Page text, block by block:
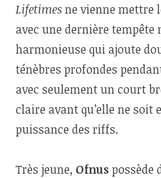
Lifetimesne vienne mettre
avec une dernière tempête
harmonieuse qui ajoute
ténèbres profondes
avec seulement un court
claire avant qu’elle ne soit
puissance des riffs.
Très jeune, Ofnuspossède